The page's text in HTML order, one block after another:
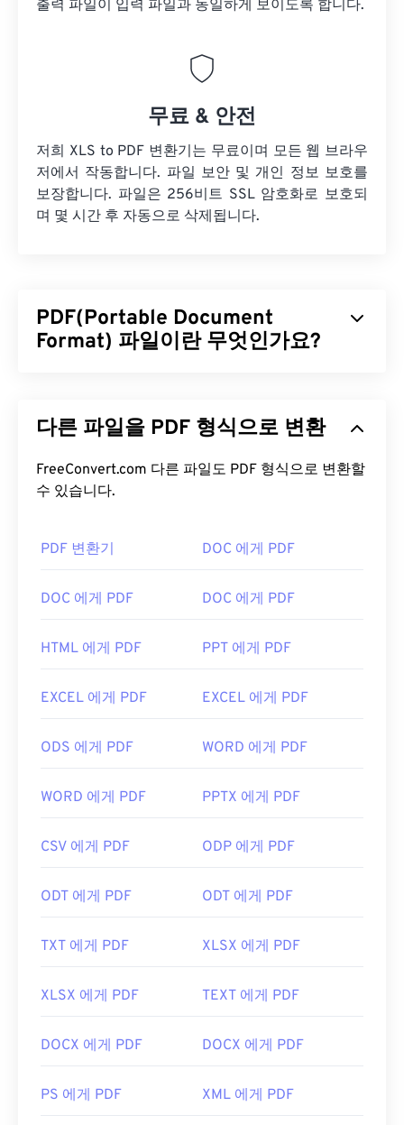
출력 파일이 입력 파일과 동일하게 보이도록 합니다.
무료 & 안전
저희 XLS to PDF 변환기는 무료이며 모든 웹 브라우
저에서 작동합니다. 파일 보안 및 개인 정보 보호를
보장합니다. 파일은 256비트 SSL 암호화로 보호되
며 몇 시간 후 자동으로 삭제됩니다.
PDF(Portable Document
Format) 파일이란 무엇인가요?
로, 오늘날 가장 널리 사용되는 파일 형식 중 하나입
그대로 유지할 수 있기 때문입니다. PDF 파일은 어떤
기기나 운영 체제에서든 항상 동일하게 표시됩니다.
PDF 파일을 어떻게 여나요?
Adobe Acrobat Reader를
사용합니다. Adobe는
연 가장인기 있는 무료 PDF 리더입니다. 사용하기
는 전혀 어렵지 않지만, 제 생각에는 불필요하거나 원
프로그램입니다.
PDF 파일을 자동으로 열 수 있습니다. 추가 기능이나
도 있지만, 온라인에서 PDF 링크를 클릭하면 자동으
기능을 원하신다면
SumatraPDF나MuPDF를
개발자: ISO
유용한 링크:
https://en.wikipedia.org/wiki/휴대용_문서_포맷
adobe/about-adobe-pdf.html
다른 파일을 PDF 형식으로 변환
FreeConvert.com 다른 파일도 PDF 형식으로 변환할
수 있습니다.
PDF 변환기 DOC 에게 PDF
DOC 에게 PDF DOC 에게 PDF
HTML 에게 PDF PPT 에게 PDF
EXCEL 에게 PDF EXCEL 에게 PDF
ODS 에게 PDF WORD 에게 PDF
WORD 에게 PDF PPTX 에게 PDF
CSV 에게 PDF ODP 에게 PDF
ODT 에게 PDF ODT 에게 PDF
TXT 에게 PDF XLSX 에게 PDF
XLSX 에게 PDF TEXT 에게 PDF
DOCX 에게 PDF DOCX 에게 PDF
PS 에게 PDF XML 에게 PDF